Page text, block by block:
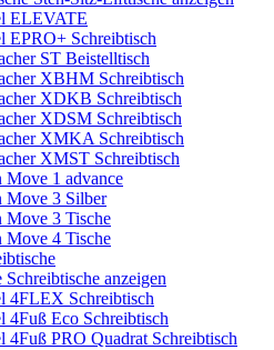
ELEVATE
EPRO+ Schreibtisch
ST Beistelltisch
XBHM Schreibtisch
XDKB Schreibtisch
XDSM Schreibtisch
XMKA Schreibtisch
XMST Schreibtisch
Move 1 advance
Move 3 Silber
Move 3 Tische
Move 4 Tische
Schreibtische anzeigen
4FLEX Schreibtisch
4Fuß Eco Schreibtisch
4Fuß PRO Quadrat Schreibtisch